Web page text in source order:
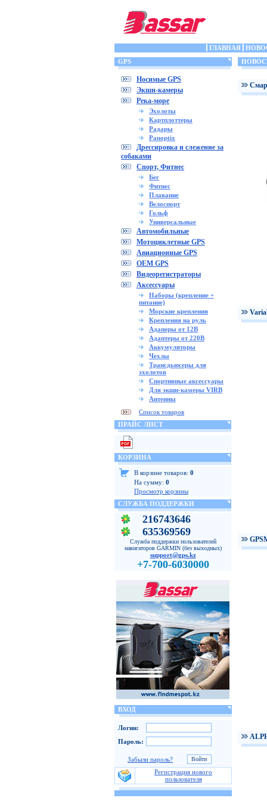
ГЛАВНАЯ
GPS
Носимые GPS
Экшн-камеры
Река-море
Эхолоты
Картплоттеры
Радары
Panoptix
Дрессировка и слежение за
собаками
Спорт, Фитнес
Бег
Фитнес
Плавание
Велоспорт
Гольф
Универсальные
Автомобильные
Мотоциклетные GPS
Авиационные GPS
OEM GPS
Видеорегистраторы
Аксессуары
Наборы (крепление +
питание)
Морские крепления
Крепления на руль
Адаперы от 12В
Адаптеры от 220В
Аккумуляторы
Чехлы
Трансдьюсеры для
эхолотов
Спортивные аксессуары
Для экшн-камеры VIRB
Антенны
Список товаров
ПРАЙС ЛИСТ
КОРЗИНА
В корзине товаров: 0
На сумму: 0
Просмотр корзины
СЛУЖБА ПОДДЕРЖКИ
216743646
635369569
Служба поддержки пользователей
навигаторов GARMIN (без выходных)
support@gps.kz
+7-700-6030000
ВХОД
Логин:
Пароль:
Забыли пароль?
Регистрация нового
пользователя